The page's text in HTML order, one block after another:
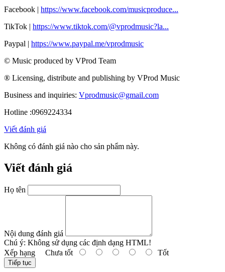
Facebook | https://www.facebook.com/musicproduce...
TikTok | https://www.tiktok.com/@vprodmusic?la...
Paypal | https://www.paypal.me/vprodmusic
© Music produced by VProd Team
® Licensing, distribute and publishing by VProd Music
Business and inquiries: Vprodmusic@gmail.com
Hotline :0969224334
Viết đánh giá
Không có đánh giá nào cho sản phẩm này.
Viết đánh giá
Họ tên
Nội dung đánh giá
Chú ý: Không sử dụng các định dạng HTML!
Xếp hạng Chưa tốt Tốt
Tiếp tục